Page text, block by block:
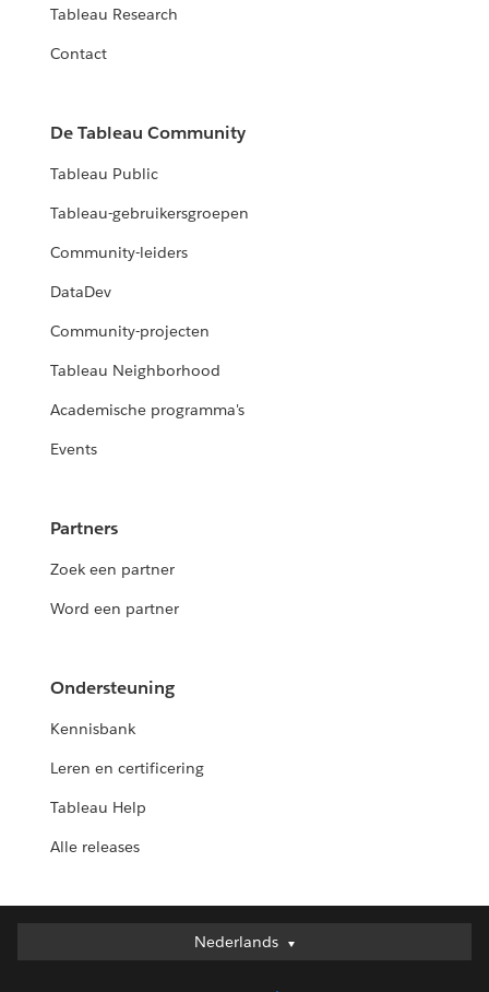
Tableau Research
Contact
De Tableau Community
Tableau Public
Tableau-gebruikersgroepen
Community-leiders
DataDev
Community-projecten
Tableau Neighborhood
Academische programma's
Events
Partners
Zoek een partner
Word een partner
Ondersteuning
Kennisbank
Leren en certificering
Tableau Help
Alle releases
Nederlands
Nederlands